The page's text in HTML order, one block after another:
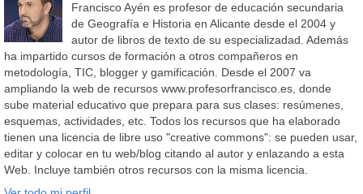
Francisco Ayén es profesor de educación secundaria
de Geografía e Historia en Alicante desde el 2004 y
autor de libros de texto de su especializadad. Además
ha impartido cursos de formación a otros compañeros en
metodología, TIC, blogger y gamificación. Desde el 2007 va
ampliando la web de recursos www.profesorfrancisco.es, donde
sube material educativo que prepara para sus clases: resúmenes,
esquemas, actividades, etc. Todos los recursos que ha elaborado
tienen una licencia de libre uso "creative commons": se pueden usar,
editar y colocar en tu web/blog citando al autor y enlazando a esta
Web. Incluye también otros recursos con la misma licencia.